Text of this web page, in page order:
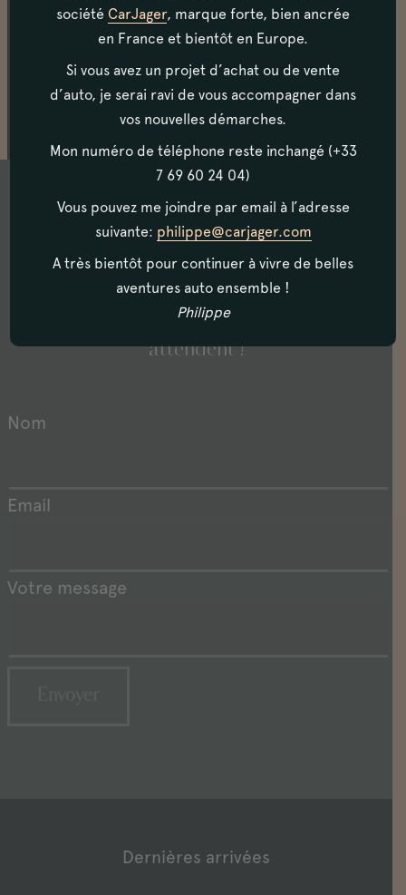
Habitacle
la présence de fenêtres "safari".
N’hésitez pas à nous contacter, et à venir
visiter notre showroom situé à Biarritz,
en plein coeur du Pays Basque.
De nombreux véhicules de collection vous
attendent !
Nom
Email
Votre message
Dernières arrivées
société CarJager, marque forte, bien ancrée
en France et bientôt en Europe.
Si vous avez un projet d’achat ou de vente
d’auto, je serai ravi de vous accompagner dans
vos nouvelles démarches.
Mon numéro de téléphone reste inchangé (+33
7 69 60 24 04)
Vous pouvez me joindre par email à l’adresse
suivante: philippe@carjager.com
A très bientôt pour continuer à vivre de belles
aventures auto ensemble !
Philippe